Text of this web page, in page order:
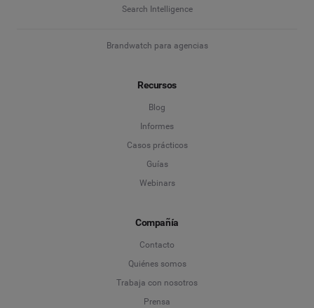
Search Intelligence
Brandwatch para agencias
Recursos
Blog
Informes
Casos prácticos
Guías
Webinars
Compañía
Contacto
Quiénes somos
Trabaja con nosotros
Prensa